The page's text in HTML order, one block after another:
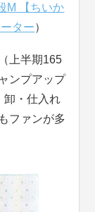
M 【ちいか
ター）
上半期165
ンプアップ
卸・仕入れ
ファンが多